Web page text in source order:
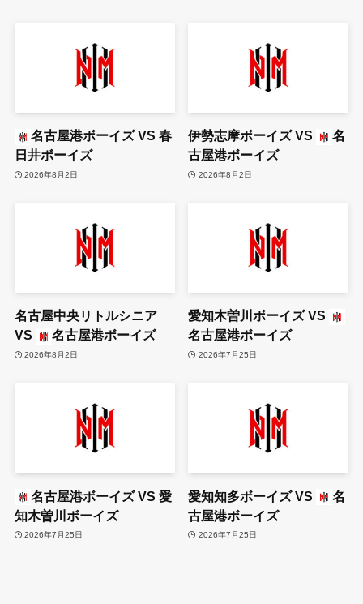
名古屋港ボーイズVS 春
日井ボーイズ
2026年8月2日
伊勢志摩ボーイズVS
名
古屋港ボーイズ
2026年8月2日
名古屋中央リトルシニア
VS
名古屋港ボーイズ
2026年8月2日
愛知木曽川ボーイズVS
名古屋港ボーイズ
2026年7月25日
名古屋港ボーイズVS 愛
知木曽川ボーイズ
2026年7月25日
愛知知多ボーイズVS
名
古屋港ボーイズ
2026年7月25日